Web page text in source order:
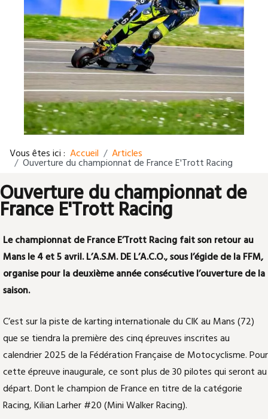
Vous êtes ici : Accueil Articles
Ouverture du championnat de France E'Trott Racing
Ouverture du championnat de
France E'Trott Racing
Le championnat de France E’Trott Racing fait son retour au
Mans le 4 et 5 avril. L’A.S.M. DE L’A.C.O., sous l’égide de la FFM,
organise pour la deuxième année consécutive l’ouverture de la
saison.
C’est sur la piste de karting internationale du CIK au Mans (72)
que se tiendra la première des cinq épreuves inscrites au
calendrier 2025 de la Fédération Française de Motocyclisme. Pour
cette épreuve inaugurale, ce sont plus de 30 pilotes qui seront au
départ. Dont le champion de France en titre de la catégorie
Racing, Kilian Larher #20 (Mini Walker Racing).